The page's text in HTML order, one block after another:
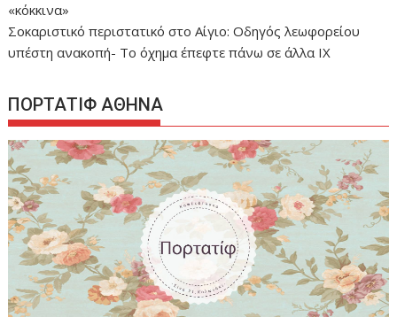
«κόκκινα»
Σοκαριστικό περιστατικό στο Αίγιο: Οδηγός λεωφορείου
υπέστη ανακοπή- Tο όχημα έπεφτε πάνω σε άλλα ΙΧ
ΠΟΡΤΑΤΙΦ ΑΘΗΝΑ